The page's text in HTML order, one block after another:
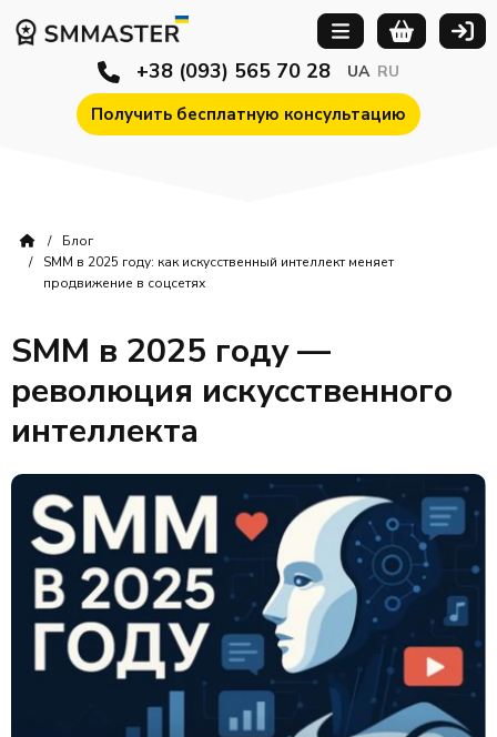
Получить бесплатную консультацию
+38 (093) 565 70 28 UA RU
Блог
SMM в 2025 году: как искусственный интеллект меняет
продвижение в соцсетях
SMM в 2025 году —
революция искусственного
интеллекта